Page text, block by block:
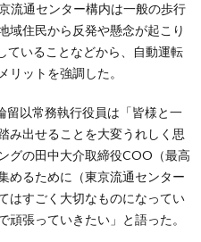
流通センター構内は一般の歩行
域住民から反発や懸念が起こり
ていることなどから、自動運転
リットを強調した。
留以常務執行役員は「皆様と一
み出せることを大変うれしく思
グの田中大介取締役COO（最高
めるために（東京流通センター
はすごく大切なものになってい
張っていきたい」と語った。